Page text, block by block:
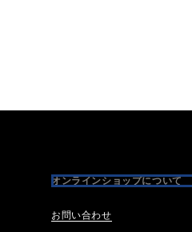
オンラインショップについて
お問い合わせ